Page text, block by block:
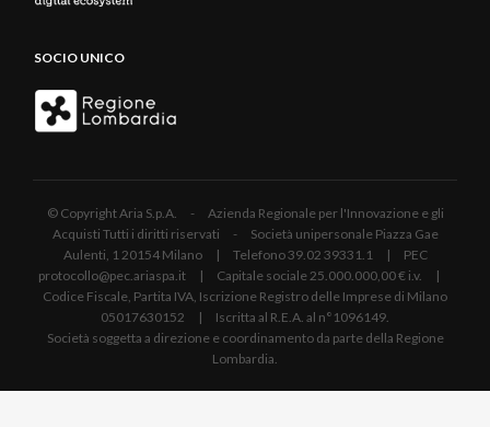
SOCIO UNICO
© Copyright Aria S.p.A. - Azienda Regionale per l'Innovazione e gli
Acquisti Tutti i diritti riservati - Società unipersonale Piazza Gae
Aulenti, 1 20154 Milano | Telefono 39.02 39331.1 | PEC
protocollo@pec.ariaspa.it | Capitale sociale 25.000.000,00 € i.v. |
Codice Fiscale, Partita IVA, Iscrizione Registro delle Imprese di Milano
05017630152 | Iscritta al R.E.A. al n°1096149.
Società soggetta a direzione e coordinamento da parte della Regione
Lombardia.